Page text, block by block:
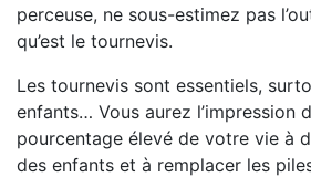
perceuse, ne sous-estimez pas
qu’est le tournevis.
Les tournevis sont essentiels,
enfants… Vous aurez l’impression
pourcentage élevé de votre vie à
des enfants et à remplacer les